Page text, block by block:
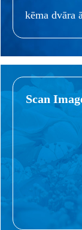
kēma dvāra
Scan